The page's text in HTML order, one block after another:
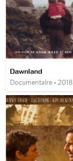
Dawnland
Documentaire • 2018